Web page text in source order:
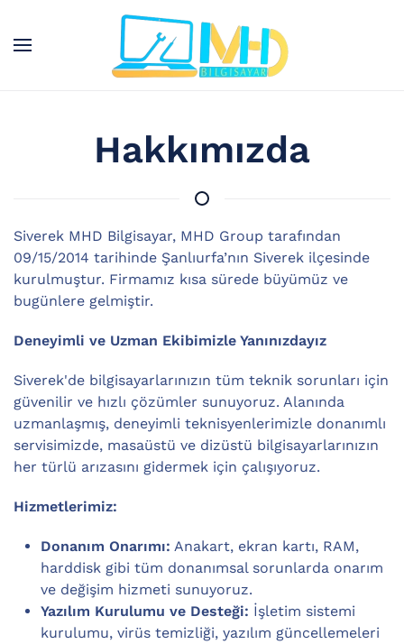
Skip to main content
Hakkımızda
Siverek MHD Bilgisayar, MHD Group tarafından
09/15/2014 tarihinde Şanlıurfa’nın Siverek ilçesinde
kurulmuştur. Firmamız kısa sürede büyümüz ve
bugünlere gelmiştir.
Deneyimli ve Uzman Ekibimizle Yanınızdayız
Siverek'de bilgisayarlarınızın tüm teknik sorunları için
güvenilir ve hızlı çözümler sunuyoruz. Alanında
uzmanlaşmış, deneyimli teknisyenlerimizle donanımlı
servisimizde, masaüstü ve dizüstü bilgisayarlarınızın
her türlü arızasını gidermek için çalışıyoruz.
Hizmetlerimiz:
Donanım Onarımı: Anakart, ekran kartı, RAM,
harddisk gibi tüm donanımsal sorunlarda onarım
ve değişim hizmeti sunuyoruz.
Yazılım Kurulumu ve Desteği: İşletim sistemi
kurulumu, virüs temizliği, yazılım güncellemeleri